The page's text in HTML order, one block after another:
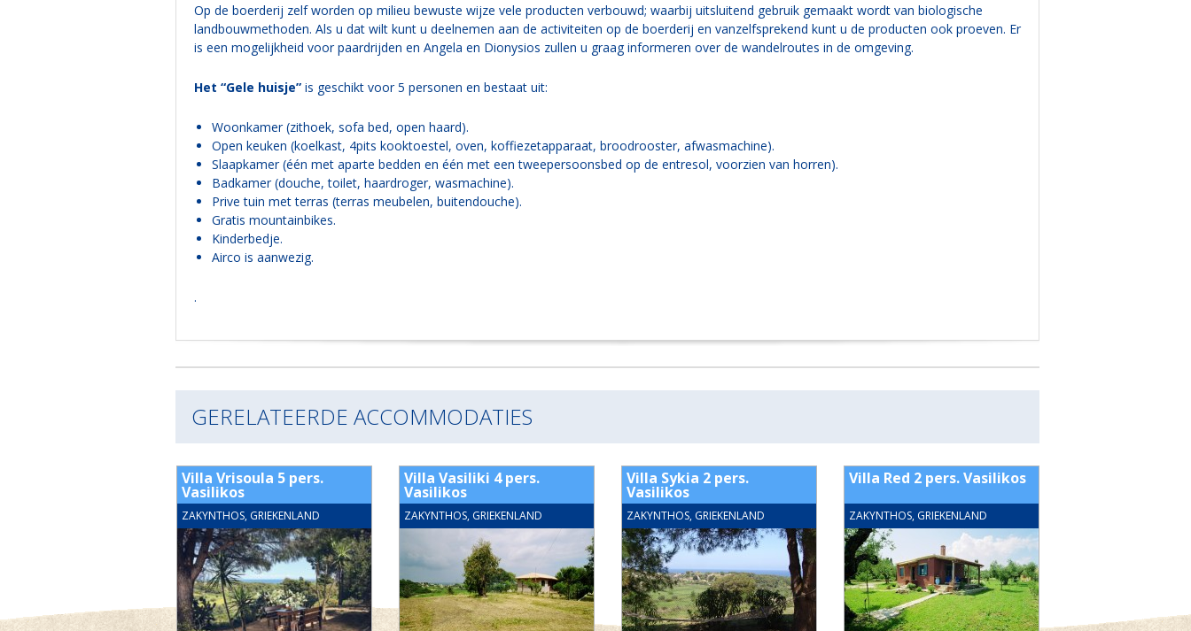
Op de boerderij zelf worden op milieu bewuste wijze vele producten verbouwd; waarbij uitsluitend gebruik gemaakt wordt van biologische
landbouwmethoden. Als u dat wilt kunt u deelnemen aan de activiteiten op de boerderij en vanzelfsprekend kunt u de producten ook proeven. Er
is een mogelijkheid voor paardrijden en Angela en Dionysios zullen u graag informeren over de wandelroutes in de omgeving.
Het “Gele huisje”is geschikt voor 5 personen en bestaat uit:
Woonkamer (zithoek, sofa bed, open haard).
Open keuken (koelkast, 4pits kooktoestel, oven, koffiezetapparaat, broodrooster, afwasmachine).
Slaapkamer (één met aparte bedden en één met een tweepersoonsbed op de entresol, voorzien van horren).
Badkamer (douche, toilet, haardroger, wasmachine).
Prive tuin met terras (terras meubelen, buitendouche).
Gratis mountainbikes.
Kinderbedje.
Airco is aanwezig.
.
GERELATEERDE ACCOMMODATIES
Villa Vrisoula 5 pers.
Vasilikos
ZAKYNTHOS, GRIEKENLAND
Villa Vasiliki 4 pers.
Vasilikos
ZAKYNTHOS, GRIEKENLAND
Villa Sykia 2 pers.
Vasilikos
ZAKYNTHOS, GRIEKENLAND
Villa Red 2 pers. Vasilikos
ZAKYNTHOS, GRIEKENLAND